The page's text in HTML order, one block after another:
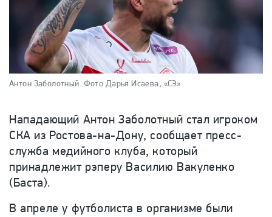
Антон Заболотный. Фото Дарья Исаева, «СЭ»
Нападающий Антон Заболотный стал игроком
СКА из Ростова-на-Дону, сообщает пресс-
служба медийного клуба, который
принадлежит рэперу Василию Вакуленко
(Баста).
В апреле у футболиста в организме были